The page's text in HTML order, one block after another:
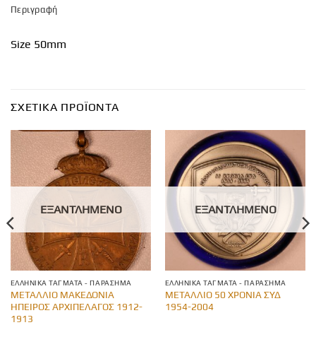
Περιγραφή
Size 50mm
ΣΧΕΤΙΚΆ ΠΡΟΪΌΝΤΑ
ΕΞΑΝΤΛΗΜΈΝΟ
ΕΛΛΗΝΙΚΆ ΤΆΓΜΑΤΑ - ΠΑΡΆΣΗΜΑ
ΜΕΤΑΛΛΙΟ ΜΑΚΕΔΟΝΙΑ
ΗΠΕΙΡΟΣ ΑΡΧΙΠΕΛΑΓΟΣ 1912-
1913
ΕΞΑΝΤΛΗΜΈΝΟ
ΕΛΛΗΝΙΚΆ ΤΆΓΜΑΤΑ - ΠΑΡΆΣΗΜΑ
ΜΕΤΑΛΛΙΟ 50 ΧΡΟΝΙΑ ΣΥΔ
1954-2004